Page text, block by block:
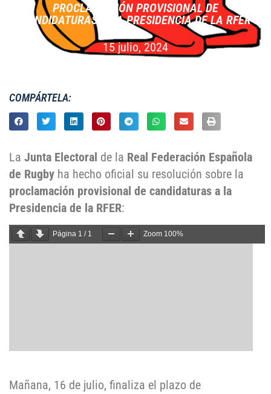
PROCLAMACIÓN PROVISIONAL DE
CANDIDATURAS A LA PRESIDENCIA DE LA RFER
15 julio, 2024
COMPÁRTELA:
La Junta Electoral de la Real Federación Española
de Rugby ha hecho oficial su resolución sobre la
proclamación provisional de candidaturas a la
Presidencia de la RFER:
Página 1 / 1 Zoom 100%
Mañana, 16 de julio, finaliza el plazo de